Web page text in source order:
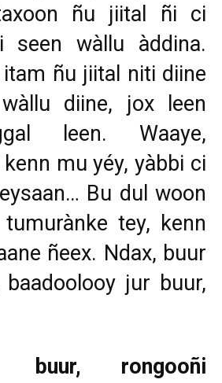
ñu jiital ñi ci
wàllu àddina.
ñu jiital niti diine
diine, jox leen
leen. Waaye,
mu yéy, yàbbi ci
Bu dul woon
tey, kenn
ñeex. Ndax, buur
jur buur,
rongooñi